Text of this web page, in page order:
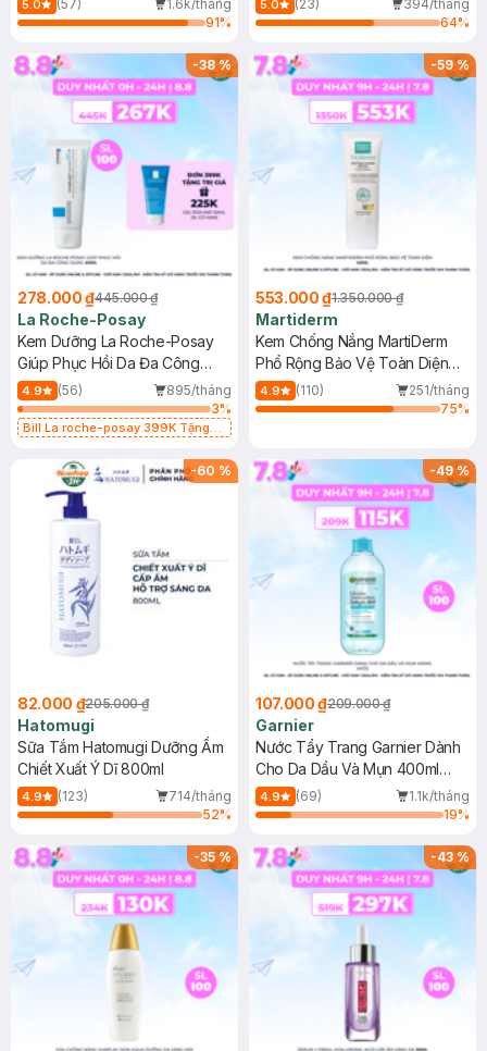
5.0 (57)
1.6k/tháng
91%
5.0 (23)
394/tháng
64%
-38%
278.000 ₫445.000 ₫
La Roche-Posay
Kem Dưỡng La Roche-Posay
Giúp Phục Hồi Da Đa Công
Dụng 40ml
4.9 (56)
895/tháng
3%
Bill La roche-posay 399K Tặng
(SL có hạn)
-59%
553.000 ₫1.350.000 ₫
Martiderm
Kem Chống Nắng MartiDerm
Phổ Rộng Bảo Vệ Toàn Diện
40ml
4.9 (110)
251/tháng
75%
-60 %
82.000 ₫205.000 ₫
Hatomugi
Sữa Tắm Hatomugi Dưỡng Ẩm
Chiết Xuất Ý Dĩ 800ml
4.9 (123)
714/tháng
52%
-49%
107.000 ₫209.000 ₫
Garnier
Nước Tẩy Trang Garnier Dành
Cho Da Dầu Và Mụn 400ml
(Mới)
4.9 (69)
1.1k/tháng
19%
-35% -43%